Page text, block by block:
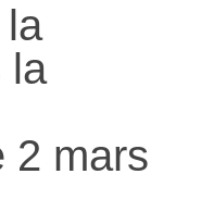
la
la
2 mars